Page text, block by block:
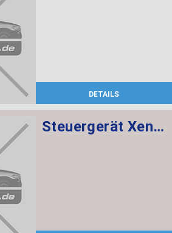
DETAILS
Steuergerät Xenon-Licht